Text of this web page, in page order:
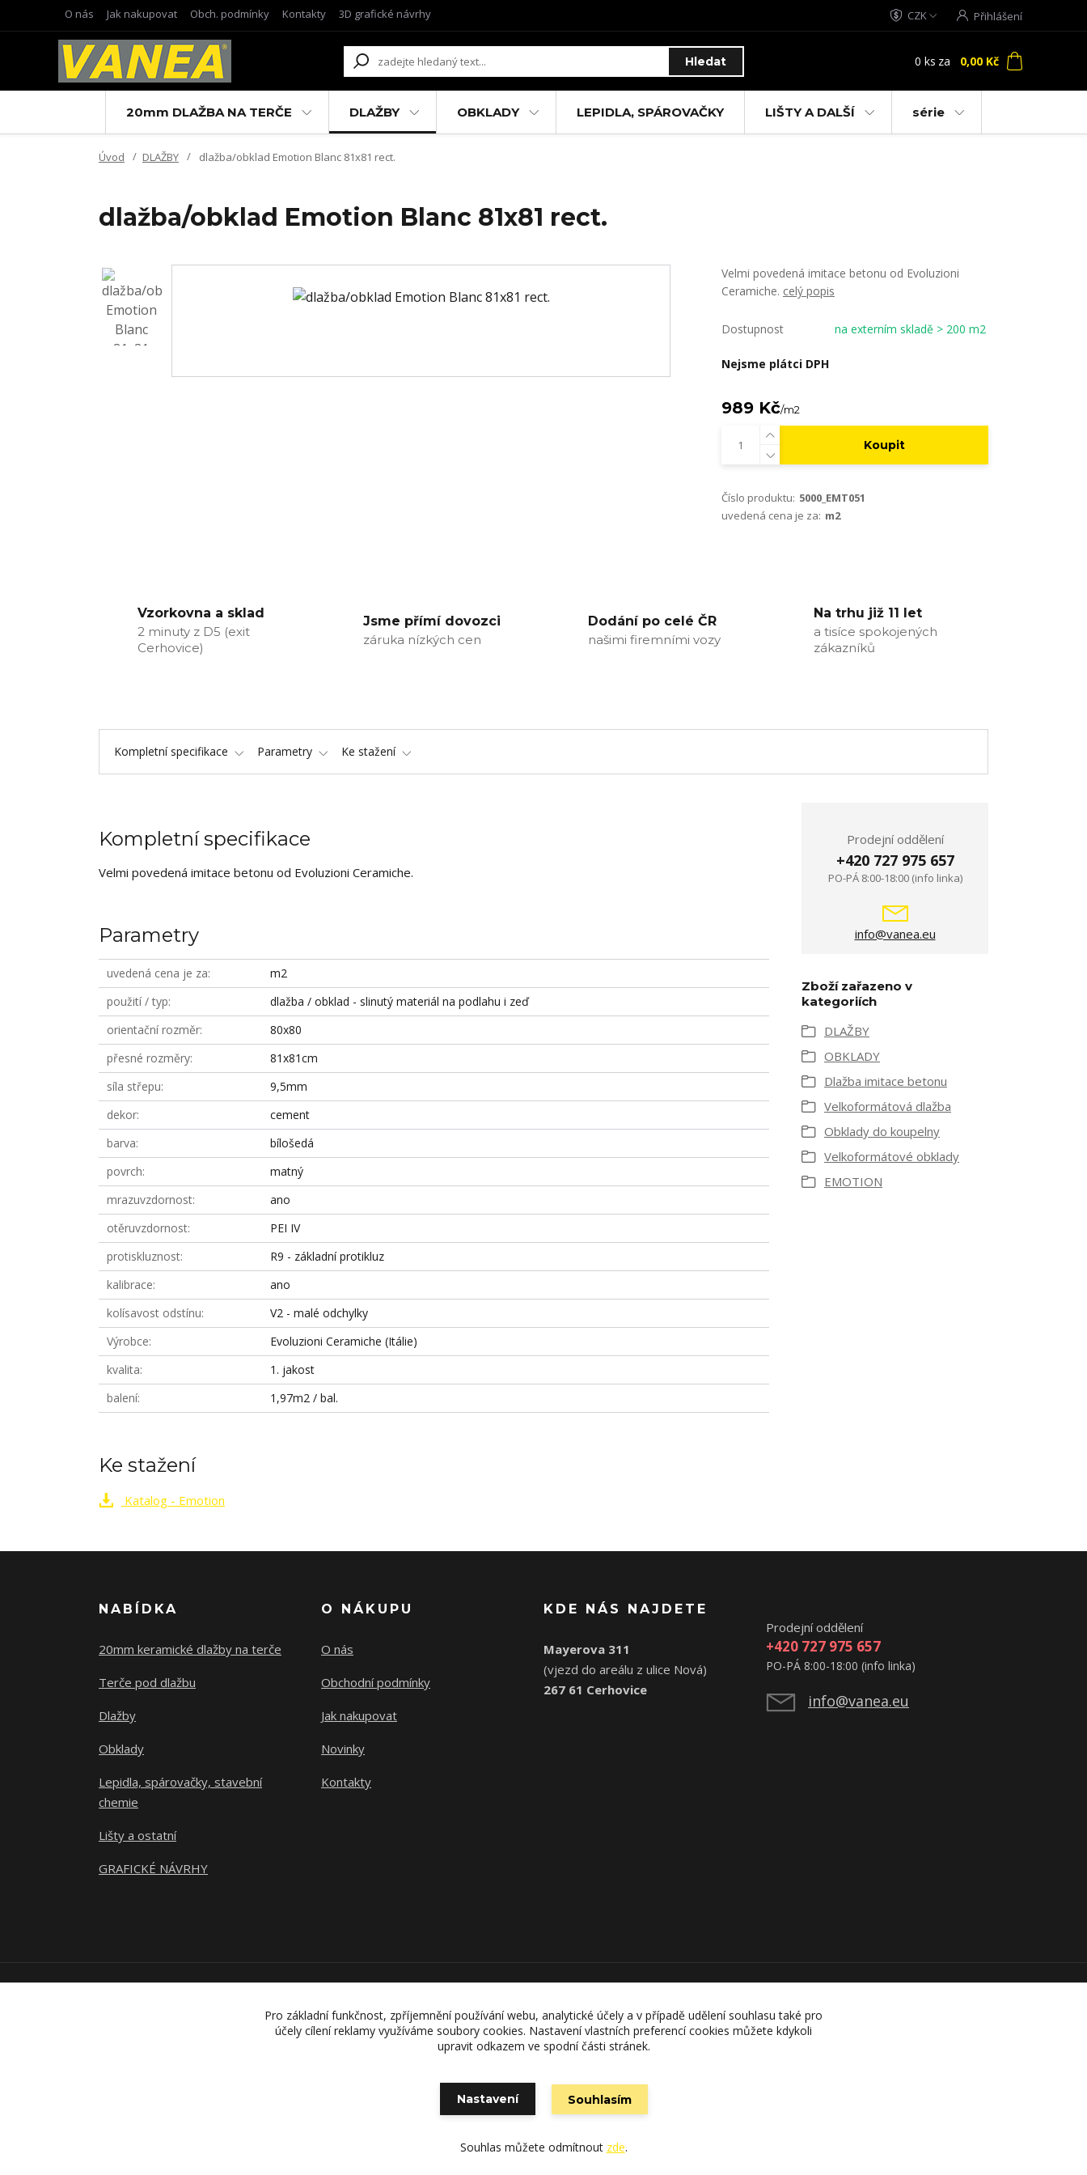
O nás Jak nakupovat Obch. podmínky Kontakty 3D grafické návrhy CZK Přihlášení
Hledat 0 ks za 0,00 Kč
20mm DLAŽBA NA TERČE DLAŽBY OBKLADY LEPIDLA, SPÁROVAČKY LIŠTY A DALŠÍ série
Úvod DLAŽBY dlažba/obklad Emotion Blanc 81x81 rect.
dlažba/obklad Emotion Blanc 81x81 rect.
Velmi povedená imitace betonu od Evoluzioni
Ceramiche. celý popis
Dostupnost na externím skladě > 200 m2
Nejsme plátci DPH
989 Kč/m2
Koupit
Číslo produktu: 5000_EMT051
uvedená cena je za: m2
Vzorkovna a sklad
2 minuty z D5 (exit
Cerhovice)
Jsme přímí dovozci
záruka nízkých cen
Dodání po celé ČR
našimi firemními vozy
Na trhu již 11 let
a tisíce spokojených
zákazníků
Kompletní specifikace Parametry Ke stažení
Kompletní specifikace
Velmi povedená imitace betonu od Evoluzioni Ceramiche.
Parametry
uvedená cena je za
m2
použití / typ
dlažba / obklad - slinutý materiál na podlahu i zeď
orientační rozměr
80x80
přesné rozměry
81x81cm
síla střepu
9,5mm
dekor
cement
barva
bílošedá
povrch
matný
mrazuvzdornost
ano
otěruvzdornost
PEI IV
protiskluznost
R9 - základní protikluz
kalibrace
ano
kolísavost odstínu
V2 - malé odchylky
Výrobce
Evoluzioni Ceramiche (Itálie)
kvalita
1. jakost
balení
1,97m2 / bal.
Prodejní oddělení
+420 727 975 657
PO-PÁ 8:00-18:00 (info linka)
info@vanea.eu
Zboží zařazeno v
kategoriích
DLAŽBY
OBKLADY
Dlažba imitace betonu
Velkoformátová dlažba
Obklady do koupelny
Velkoformátové obklady
EMOTION
Ke stažení
Katalog - Emotion
NABÍDKA
20mm keramické dlažby na terče
Terče pod dlažbu
Dlažby
Obklady
Lepidla, spárovačky, stavební
chemie
Lišty a ostatní
GRAFICKÉ NÁVRHY
O NÁKUPU
O nás
Obchodní podmínky
Jak nakupovat
Novinky
Kontakty
KDE NÁS NAJDETE
Mayerova 311
(vjezd do areálu z ulice Nová)
267 61 Cerhovice
Prodejní oddělení
+420 727 975 657
PO-PÁ 8:00-18:00 (info linka)
info@vanea.eu
Upravit sběr cookies.
Pro základní funkčnost, zpříjemnění používání webu, analytické účely a v případě udělení souhlasu také pro
účely cílení reklamy využíváme soubory cookies. Nastavení vlastních preferencí cookies můžete kdykoli
upravit odkazem ve spodní části stránek.
Nastavení Souhlasím
Souhlas můžete odmítnout zde.